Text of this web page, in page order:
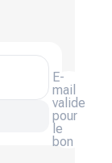
E-
mail
valide
pour
le
bon